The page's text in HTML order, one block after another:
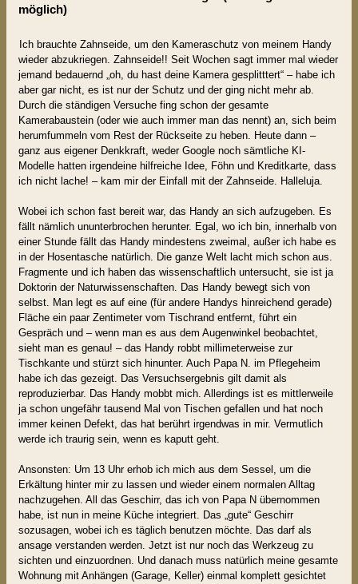
möglich)
Ich brauchte Zahnseide, um den Kameraschutz von meinem Handy
wieder abzukriegen. Zahnseide!! Seit Wochen sagt immer mal wieder
jemand bedauernd „oh, du hast deine Kamera gesplitttert“ – habe ich
aber gar nicht, es ist nur der Schutz und der ging nicht mehr ab.
Durch die ständigen Versuche fing schon der gesamte
Kamerabaustein (oder wie auch immer man das nennt) an, sich beim
herumfummeln vom Rest der Rückseite zu heben. Heute dann –
ganz aus eigener Denkkraft, weder Google noch sämtliche KI-
Modelle hatten irgendeine hilfreiche Idee, Föhn und Kreditkarte, dass
ich nicht lache! – kam mir der Einfall mit der Zahnseide. Halleluja.
Wobei ich schon fast bereit war, das Handy an sich aufzugeben. Es
fällt nämlich ununterbrochen herunter. Egal, wo ich bin, innerhalb von
einer Stunde fällt das Handy mindestens zweimal, außer ich habe es
in der Hosentasche natürlich. Die ganze Welt lacht mich schon aus.
Fragmente und ich haben das wissenschaftlich untersucht, sie ist ja
Doktorin der Naturwissenschaften. Das Handy bewegt sich von
selbst. Man legt es auf eine (für andere Handys hinreichend gerade)
Fläche ein paar Zentimeter vom Tischrand entfernt, führt ein
Gespräch und – wenn man es aus dem Augenwinkel beobachtet,
sieht man es genau! – das Handy robbt millimeterweise zur
Tischkante und stürzt sich hinunter. Auch Papa N. im Pflegeheim
habe ich das gezeigt. Das Versuchsergebnis gilt damit als
reproduzierbar. Das Handy mobbt mich. Allerdings ist es mittlerweile
ja schon ungefähr tausend Mal von Tischen gefallen und hat noch
immer keinen Defekt, das hat berührt irgendwas in mir. Vermutlich
werde ich traurig sein, wenn es kaputt geht.
Ansonsten: Um 13 Uhr erhob ich mich aus dem Sessel, um die
Erkältung hinter mir zu lassen und wieder einem normalen Alltag
nachzugehen. All das Geschirr, das ich von Papa N übernommen
habe, ist nun in meine Küche integriert. Das „gute“ Geschirr
sozusagen, wobei ich es täglich benutzen möchte. Das darf als
ansage verstanden werden. Jetzt ist nur noch das Werkzeug zu
sichten und einzuordnen. Und danach muss natürlich meine gesamte
Wohnung mit Anhängen (Garage, Keller) einmal komplett gesichtet